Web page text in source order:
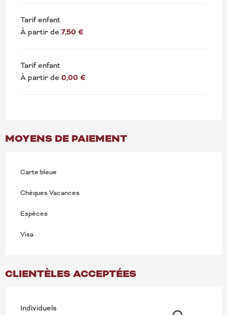
Tarif enfant
À partir de 7,50 €
Tarif enfant
À partir de 0,00 €
MOYENS DE PAIEMENT
Carte bleue
Chèques Vacances
Espèces
Visa
CLIENTÈLES ACCEPTÉES
Individuels